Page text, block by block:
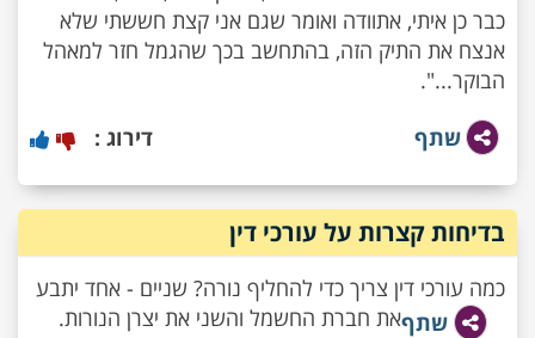
כבר כן איתי, אתוודה ואומר שגם אני קצת חששתי שלא
אנצח את התיק הזה, בהתחשב בכך שהגמל חזר למאהל
הבוקר...".
שתף
דירוג :
בדיחות קצרות על עורכי דין
כמה עורכי דין צריך כדי להחליף נורה? שניים - אחד יתבע
את חברת החשמל והשני את יצרן הנורות.שתף